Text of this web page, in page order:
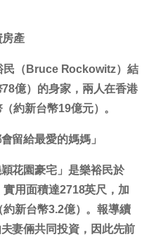
房產
民（Bruce Rockowitz）結
億）的身家，兩人在香港
約新台幣19億元）。
留給最愛的媽媽」
花園豪宅」是樂裕民於
用面積達2718英尺，加
約新台幣3.2億）。報導續
妻倆共同投資，因此先前